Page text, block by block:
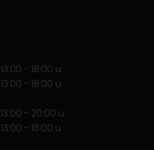
13:00 - 18:00 u
13:00 - 18:00 u
13:00 - 20:00 u
13:00 - 18:00 u